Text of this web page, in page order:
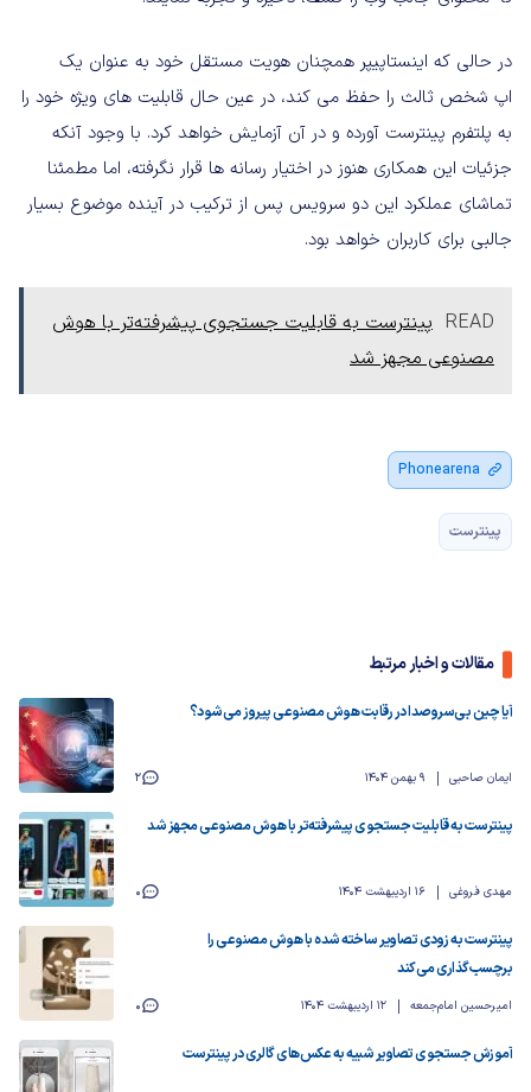
در حالی که اینستاپیپر همچنان هویت مستقل خود به عنوان یک
اپ شخص ثالث را حفظ می کند، در عین حال قابلیت های ویژه خود را
به پلتفرم پینترست آورده و در آن آزمایش خواهد کرد. با وجود آنکه
جزئیات این همکاری هنوز در اختیار رسانه ها قرار نگرفته، اما مطمئنا
تماشای عملکرد این دو سرویس پس از ترکیب در آینده موضوع بسیار
جالبی برای کاربران خواهد بود.
READ پینترست به قابلیت جستجوی پیشرفته‌تر با هوش
مصنوعی مجهز شد
Phonearena
پینترست
مقالات و اخبار مرتبط
آیا چین بی‌سروصدا در رقابت هوش مصنوعی پیروز می‌شود؟
ایمان صاحبی 9 بهمن 1404 2
پینترست به قابلیت جستجوی پیشرفته‌تر با هوش مصنوعی مجهز شد
مهدی فروغی 16 اردیبهشت 1404 0
پینترست به زودی تصاویر ساخته شده با هوش مصنوعی را
برچسب‌گذاری می‌کند
امیرحسین امام‌جمعه 12 اردیبهشت 1404 0
آموزش جستجوی تصاویر شبیه به عکس‌های گالری در پینترست